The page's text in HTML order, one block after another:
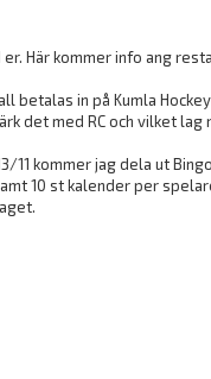
Här kommer info ang
betalas in på Kumla
det med RC och vilket lag
11 kommer jag dela ut
10 st kalender per